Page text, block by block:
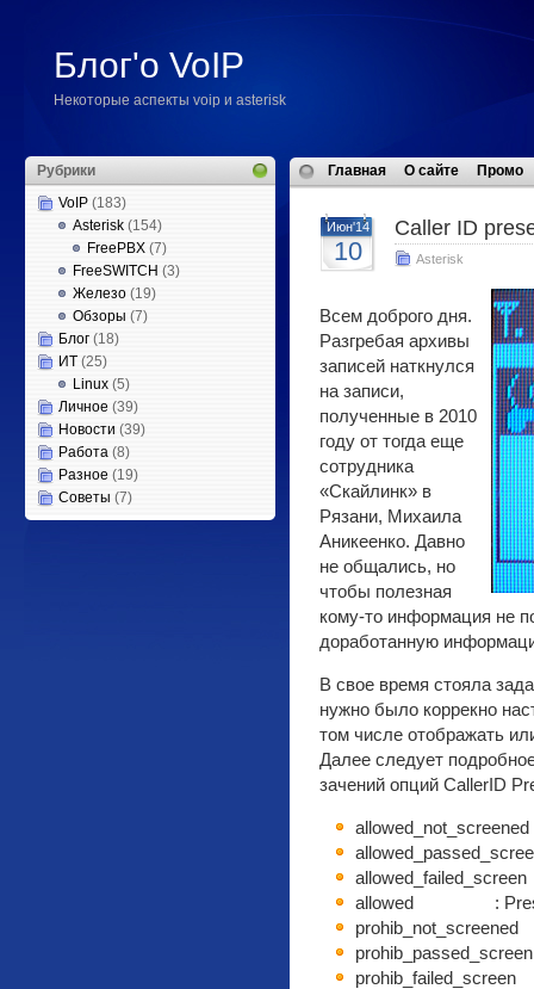
Блог'о VoIP
Некоторые аспекты voip и asterisk
Рубрики
VoIP (183)
Asterisk (154)
FreePBX (7)
FreeSWITCH (3)
Железо (19)
Обзоры (7)
Блог (18)
ИТ (25)
Linux (5)
Личное (39)
Новости (39)
Работа (8)
Разное (19)
Советы (7)
Главная О сайте Промо
Июн'14
10
Caller ID
Asterisk
Всем доброго дня.
Разгребая архивы
записей наткнулся
на записи,
полученные в 2010
году от тогда еще
сотрудника
«Скайлинк» в
Рязани, Михаила
Аникеенко. Давно
не общались, но
чтобы полезная
кому-то информация не
доработанную
В свое время стояла
нужно было коррекно
том числе отображать
Далее следует
зачений опций CallerID
allowed :
prohib_not_screened
prohib_failed_screen